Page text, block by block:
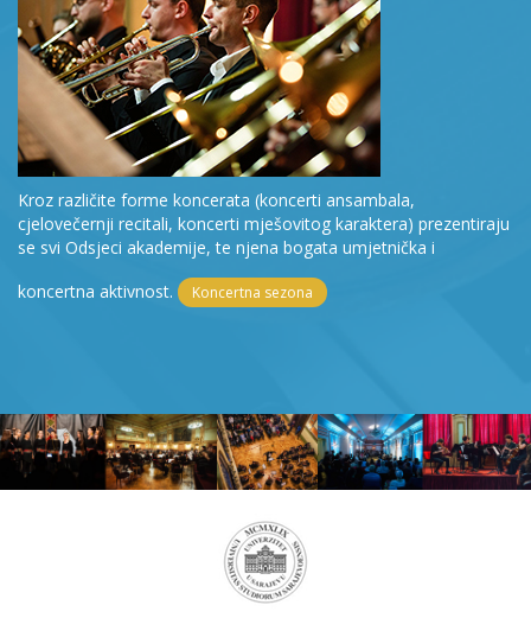
Kroz različite forme koncerata (koncerti ansambala,
cjelovečernji recitali, koncerti mješovitog karaktera) prezentiraju
se svi Odsjeci akademije, te njena bogata umjetnička i
koncertna aktivnost.
Koncertna sezona